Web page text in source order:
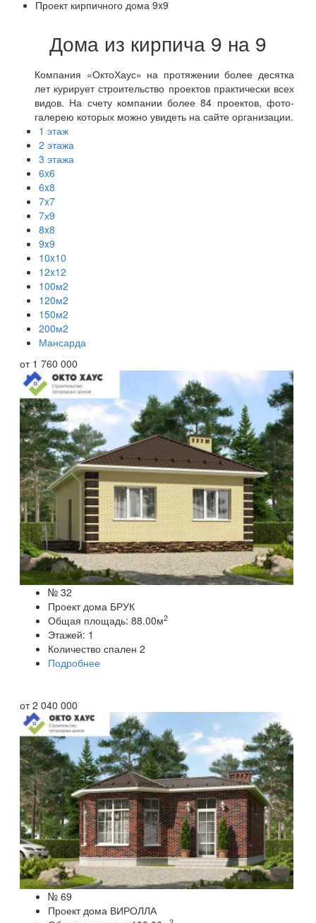
Проект кирпичного дома 9x9
Дома из кирпича 9 на 9
Компания «ОктоХаус» на протяжении более десятка
лет курирует строительство проектов практически всех
видов. На счету компании более 84 проектов, фото-
галерею которых можно увидеть на сайте организации.
1 этаж
2 этажа
3 этажа
6x6
6x8
7x7
7х9
8x8
9x9
10x10
12x12
100м2
120м2
150м2
200м2
Мансарда
от 1 760 000
№ 32
Проект дома БРУК
Общая площадь: 88.00м2
Этажей: 1
Количество спален 2
Подробнее
от2 040 000
№ 69
Проект дома ВИРОЛЛА